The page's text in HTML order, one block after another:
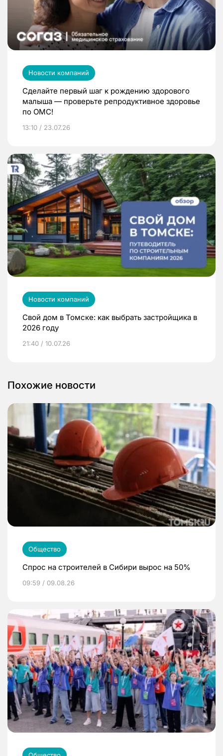
Новости компаний
Сделайте первый шаг к рождению здорового
малыша — проверьте репродуктивное здоровье
по ОМС!
13:10 / 23.07.26
Новости компаний
Свой дом в Томске: как выбрать застройщика в
2026 году
21:40 / 10.07.26
Похожие новости
Общество
Спрос на строителей в Сибири вырос на 50%
09:59 / 09.08.26